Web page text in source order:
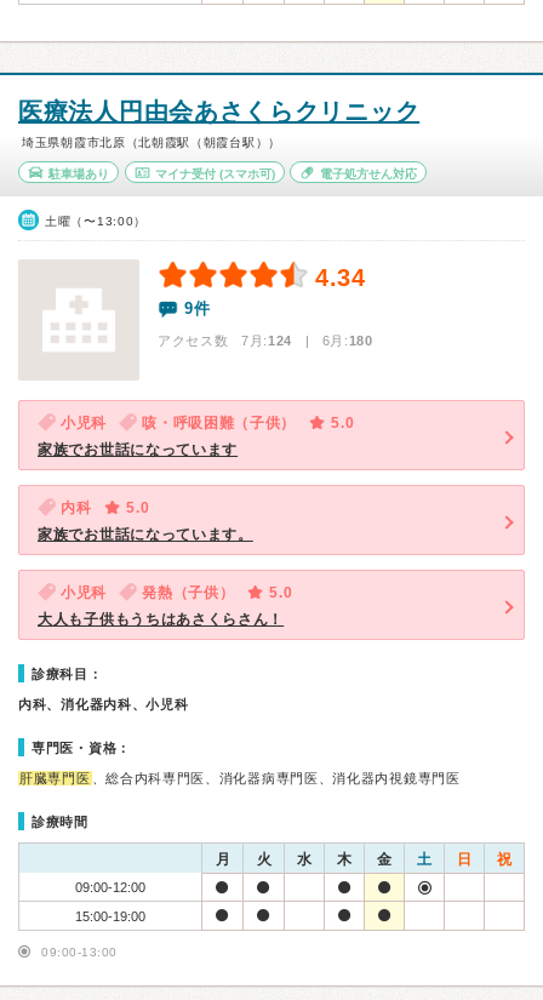
医療法人円由会あさくらクリニック
埼玉県朝霞市北原（北朝霞駅（朝霞台駅））
駐車場あり マイナ受付(スマホ可) 電子処方せん対応
土曜（〜13:00）
4.34
9件
アクセス数 7月:124 | 6月:180
小児科 咳・呼吸困難（子供）
5.0
家族でお世話になっています
内科
5.0
家族でお世話になっています。
小児科 発熱（子供）
5.0
大人も子供もうちはあさくらさん！
診療科目：
内科、消化器内科、小児科
専門医・資格：
肝臓専門医 、総合内科専門医、消化器病専門医、消化器内視鏡専門医
診療時間
月 火 水 木 金 土 日 祝
09:00-12:00
15:00-19:00
09:00-13:00